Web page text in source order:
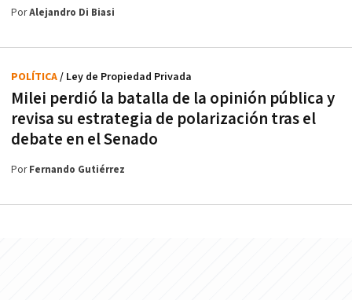
PorAlejandro Di Biasi
Milei perdió la batalla de la opinión pública y
revisa su estrategia de polarización tras el
debate en el Senado
POLÍTICA/ Ley de Propiedad Privada
PorFernando Gutiérrez